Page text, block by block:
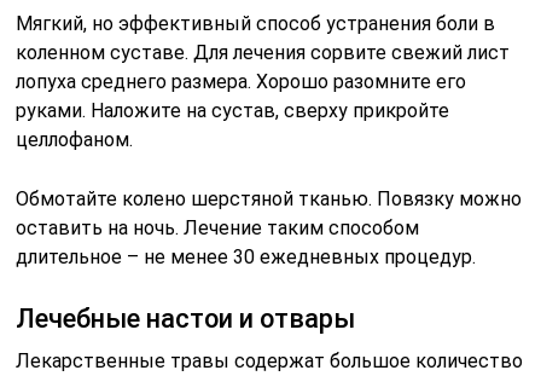
Мягкий, но эффективный способ устранения боли в
коленном суставе. Для лечения сорвите свежий лист
лопуха среднего размера. Хорошо разомните его
руками. Наложите на сустав, сверху прикройте
целлофаном.
Обмотайте колено шерстяной тканью. Повязку можно
оставить на ночь. Лечение таким способом
длительное – не менее 30 ежедневных процедур.
Лечебные настои и отвары
Лекарственные травы содержат большое количество